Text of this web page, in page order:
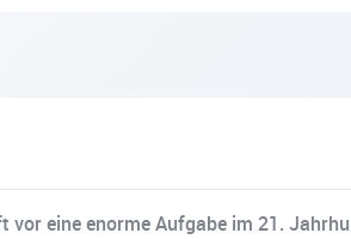
eine enorme Aufgabe im 21.